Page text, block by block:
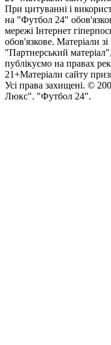
При цитуванні і
на "Футбол 24"
мережі Інтернет
обов'язкове. Матеріали
"Партнерський
публікуємо на правах
21+Матеріали сайту
Усi права захищенi. ©
Люкс". "Футбол 24".